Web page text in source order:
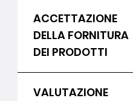
ACCETTAZIONE
DELLA FORNITURA
DEI PRODOTTI
VALUTAZIONE